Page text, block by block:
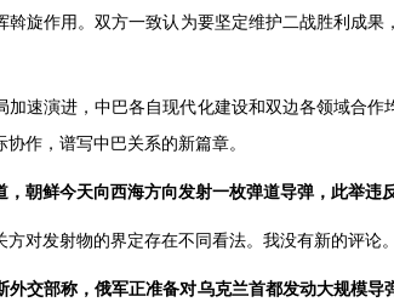
斡旋作用。双方一致认为要坚定维护二战胜利成
加速演进，中巴各自现代化建设和双边各领域合
作，谱写中巴关系的新篇章。
，朝鲜今天向西海方向发射一枚弹道导弹，此举违
对发射物的界定存在不同看法。我没有新的评论。
外交部称，俄军正准备对乌克兰首都发动大规模